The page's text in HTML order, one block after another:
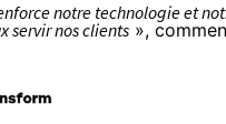
notre technologie et
servir nos clients »,